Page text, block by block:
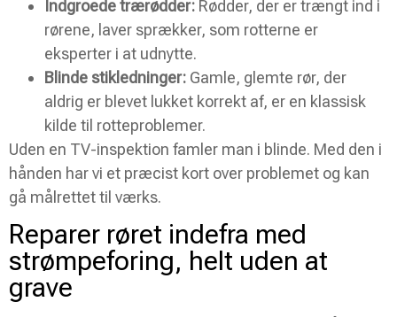
Indgroede trærødder: Rødder, der er trængt ind i
rørene, laver sprækker, som rotterne er
eksperter i at udnytte.
Blinde stikledninger: Gamle, glemte rør, der
aldrig er blevet lukket korrekt af, er en klassisk
kilde til rotteproblemer.
Uden en TV-inspektion famler man i blinde. Med den i
hånden har vi et præcist kort over problemet og kan
gå målrettet til værks.
Reparer røret indefra med
strømpeforing, helt uden at
grave